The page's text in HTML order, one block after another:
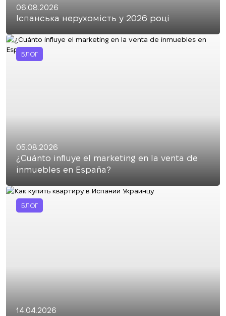
06.08.2026
Іспанська нерухомість у 2026 році
БЛОГ
05.08.2026
¿Cuánto influye el marketing en la venta de
inmuebles en España?
БЛОГ
14.04.2026